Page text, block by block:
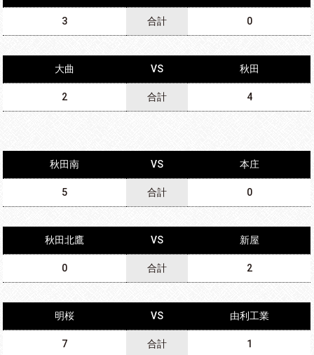
3 合計 0
大曲 VS 秋田
2 合計 4
秋田南 VS 本庄
5 合計 0
秋田北鷹 VS 新屋
0 合計 2
明桜 VS 由利工業
7 合計 1